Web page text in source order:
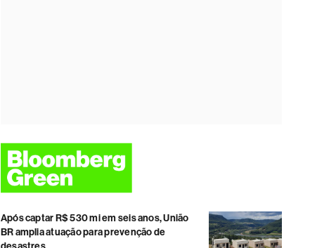
Após captar R$ 530 mi em seis anos, União
BR amplia atuação para prevenção de